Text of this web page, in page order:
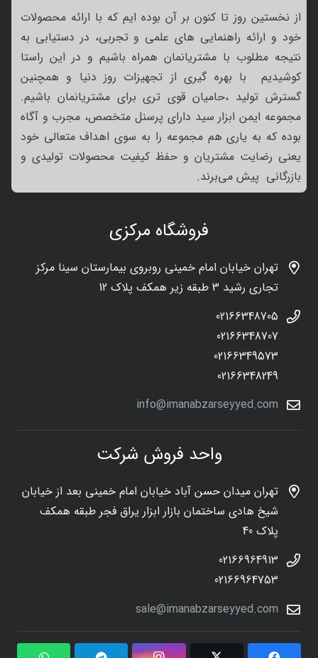
فروشگاه مرکزی
تهران خیابان امام خمینی روبروی بیمارستان سینا مرکز
تجاری رشید 3 طبقه زیر همکف پلاک 12
02166348705
02166348707
02166349573
02166348249
info@imanabzarseyyed.com
واحد فروش شرکت
تهران میدان حسن آباد خیابان امام خمینی بعد از خیابان
شیخ هادی ساختمان بازار ابزار یراق فجر طبقه همکف
پلاک 40
02166964913
02166964753
sale@imanabzarseyyed.com
از نخستین روز تا کنون بر آن بوده ایم که با ارائه محصولات
خود و ارائه راهنمایی های علمی و تجربی، در دستیابی به
نتیجه مطلوب با مشتریانمان همراه باشیم و در این راستا
کوشیدیم با بهره گیری از تجهیزات روز دنیا و همچنین
گسترش تولید ،حامیان قوی تری برای مشتریانمان باشیم.
مجموعه ایمن ابزار سید دارای پرسنل متخصص، مجرب و آگاه
بوده که به یاری هم مجموعه را به سوی اهداف متعالی خود
یعنی رضایت مشتریان و حفظ کیفیت محصولات تولیدی و
بازرگانی پیش می‌برند.